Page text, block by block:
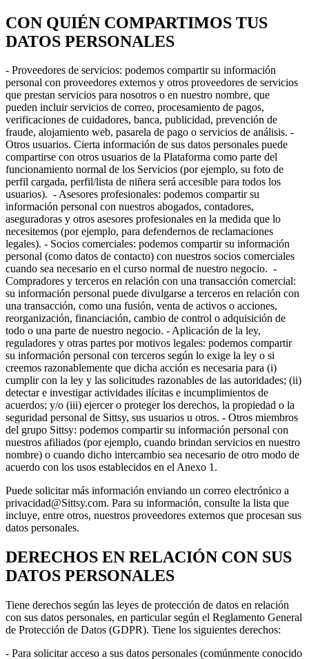
CON QUIÉN COMPARTIMOS TUS
DATOS PERSONALES
- Proveedores de servicios: podemos compartir su información
personal con proveedores externos y otros proveedores de servicios
que prestan servicios para nosotros o en nuestro nombre, que
pueden incluir servicios de correo, procesamiento de pagos,
verificaciones de cuidadores, banca, publicidad, prevención de
fraude, alojamiento web, pasarela de pago o servicios de análisis. -
Otros usuarios. Cierta información de sus datos personales puede
compartirse con otros usuarios de la Plataforma como parte del
funcionamiento normal de los Servicios (por ejemplo, su foto de
perfil cargada, perfil/lista de niñera será accesible para todos los
usuarios). - Asesores profesionales: podemos compartir su
información personal con nuestros abogados, contadores,
aseguradoras y otros asesores profesionales en la medida que lo
necesitemos (por ejemplo, para defendernos de reclamaciones
legales). - Socios comerciales: podemos compartir su información
personal (como datos de contacto) con nuestros socios comerciales
cuando sea necesario en el curso normal de nuestro negocio. -
Compradores y terceros en relación con una transacción comercial:
su información personal puede divulgarse a terceros en relación con
una transacción, como una fusión, venta de activos o acciones,
reorganización, financiación, cambio de control o adquisición de
todo o una parte de nuestro negocio. - Aplicación de la ley,
reguladores y otras partes por motivos legales: podemos compartir
su información personal con terceros según lo exige la ley o si
creemos razonablemente que dicha acción es necesaria para (i)
cumplir con la ley y las solicitudes razonables de las autoridades; (ii)
detectar e investigar actividades ilícitas e incumplimientos de
acuerdos; y/o (iii) ejercer o proteger los derechos, la propiedad o la
seguridad personal de Sittsy, sus usuarios u otros. - Otros miembros
del grupo Sittsy: podemos compartir su información personal con
nuestros afiliados (por ejemplo, cuando brindan servicios en nuestro
nombre) o cuando dicho intercambio sea necesario de otro modo de
acuerdo con los usos establecidos en el Anexo 1.
Puede solicitar más información enviando un correo electrónico a
privacidad@Sittsy.com. Para su información, consulte la lista que
incluye, entre otros, nuestros proveedores externos que procesan sus
datos personales.
DERECHOS EN RELACIÓN CON SUS
DATOS PERSONALES
Tiene derechos según las leyes de protección de datos en relación
con sus datos personales, en particular según el Reglamento General
de Protección de Datos (GDPR). Tiene los siguientes derechos:
- Para solicitar acceso a sus datos personales (comúnmente conocido